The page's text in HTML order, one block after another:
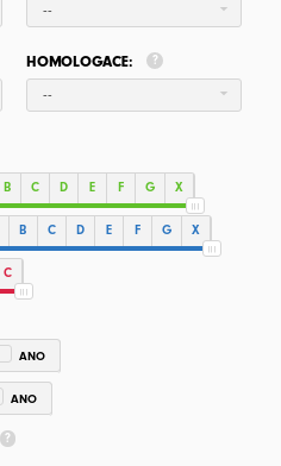
--
HOMOLOGACE:
--
B C D E F G X
B C D E F G X
C
ANO
ANO